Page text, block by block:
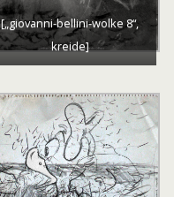
[„giovanni-bellini-wolke 8“,
kreide]